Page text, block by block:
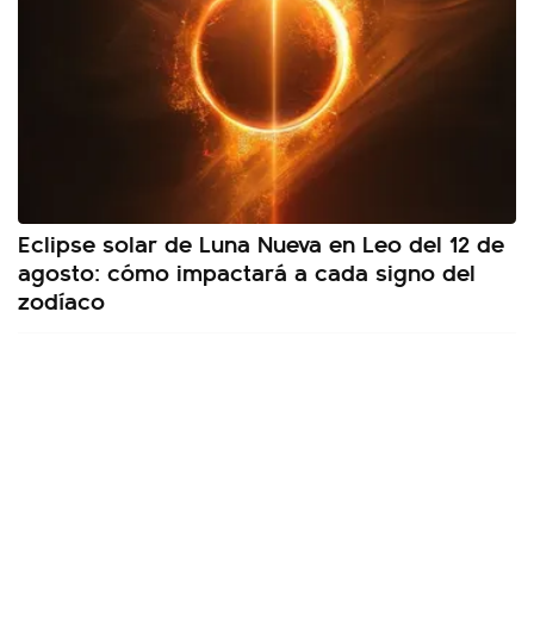
Eclipse solar de Luna Nueva en Leo del 12 de
agosto: cómo impactará a cada signo del
zodíaco